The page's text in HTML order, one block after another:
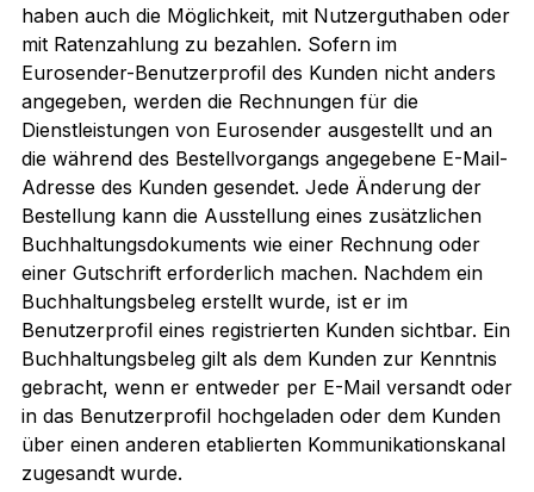
haben auch die Möglichkeit, mit Nutzerguthaben oder
mit Ratenzahlung zu bezahlen. Sofern im
Eurosender-Benutzerprofil des Kunden nicht anders
angegeben, werden die Rechnungen für die
Dienstleistungen von Eurosender ausgestellt und an
die während des Bestellvorgangs angegebene E-Mail-
Adresse des Kunden gesendet. Jede Änderung der
Bestellung kann die Ausstellung eines zusätzlichen
Buchhaltungsdokuments wie einer Rechnung oder
einer Gutschrift erforderlich machen. Nachdem ein
Buchhaltungsbeleg erstellt wurde, ist er im
Benutzerprofil eines registrierten Kunden sichtbar. Ein
Buchhaltungsbeleg gilt als dem Kunden zur Kenntnis
gebracht, wenn er entweder per E-Mail versandt oder
in das Benutzerprofil hochgeladen oder dem Kunden
über einen anderen etablierten Kommunikationskanal
zugesandt wurde.